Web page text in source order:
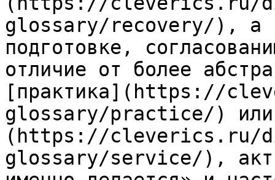
glossary/recovery/), а
подготовке,
отличие от более
[практика](https://
glossary/practice/)
(https://cleverics.ru/
glossary/service/),